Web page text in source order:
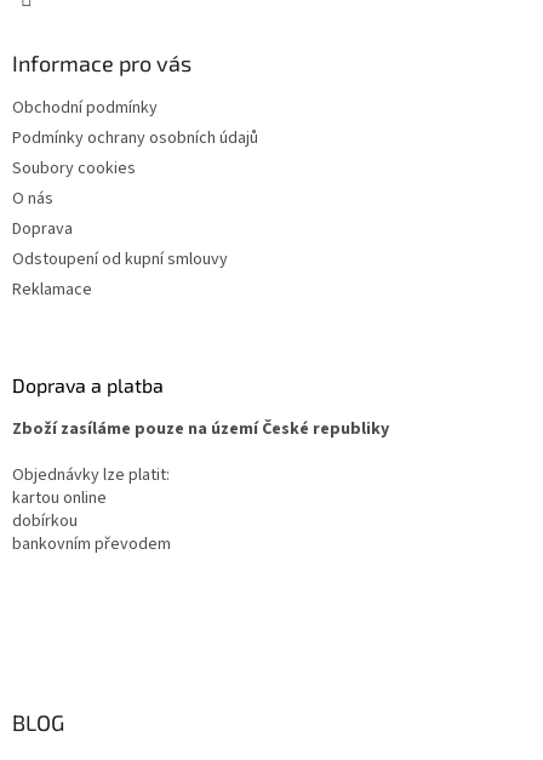
Informace pro vás
Obchodní podmínky
Podmínky ochrany osobních údajů
Soubory cookies
O nás
Doprava
Odstoupení od kupní smlouvy
Reklamace
Doprava a platba
Zboží zasíláme pouze na území České republiky
Objednávky lze platit:
kartou online
dobírkou
bankovním převodem
BLOG